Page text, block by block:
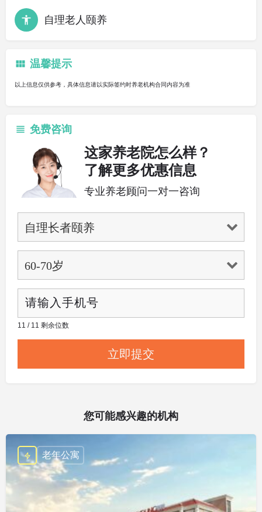
自理老人颐养
温馨提示
以上信息仅供参考，具体信息请以实际签约时养老机构合同内容为准
免费咨询
这家养老院怎么样？
了解更多优惠信息
专业养老顾问一对一咨询
11 / 11 剩余位数
您可能感兴趣的机构
老年公寓